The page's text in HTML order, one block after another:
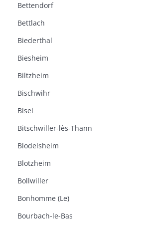
Bettendorf
Bettlach
Biederthal
Biesheim
Biltzheim
Bischwihr
Bisel
Bitschwiller-lès-Thann
Blodelsheim
Blotzheim
Bollwiller
Bonhomme (Le)
Bourbach-le-Bas